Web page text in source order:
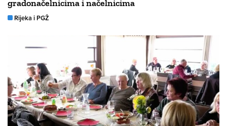
gradonačelnicima i načelnicima
Rijeka i PGŽ